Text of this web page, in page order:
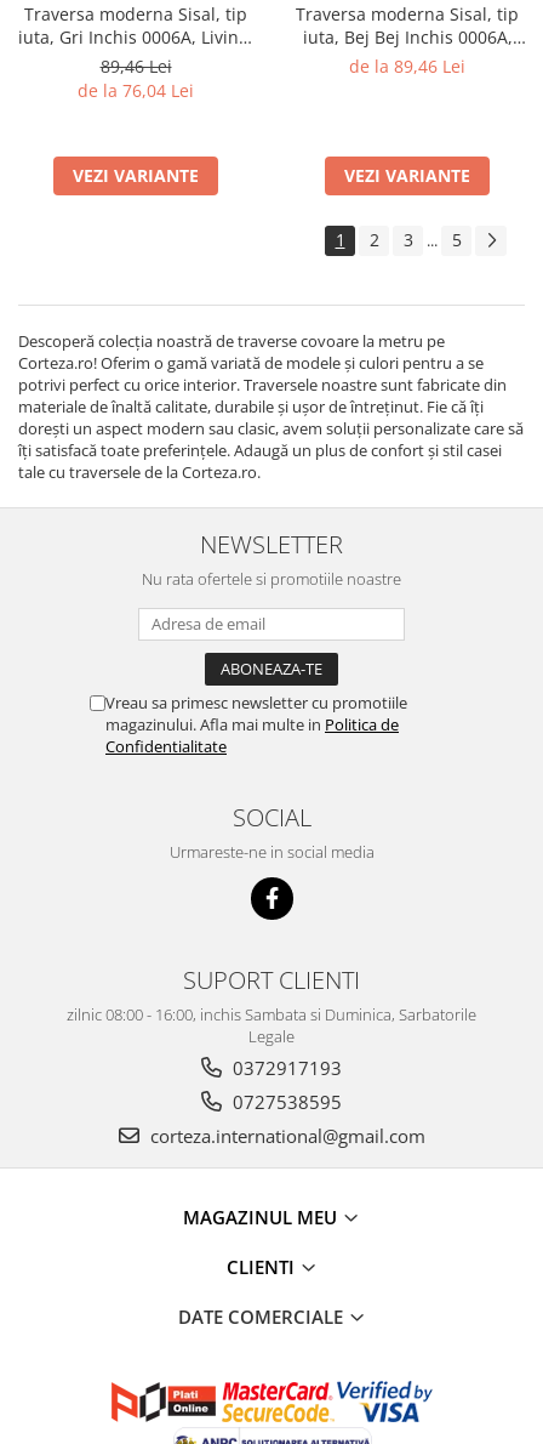
Traversa moderna Sisal, tip
iuta, Gri Inchis 0006A, Living,
Dormitor, Hol, Bucatarie, 80 x
250 cm
89,46 Lei
de la 76,04 Lei
VEZI VARIANTE
Traversa moderna Sisal, tip
iuta, Bej Bej Inchis 0006A,
Living, Dormitor, Hol,
de la 89,46 Lei
VEZI VARIANTE
1 2 3 ... 5
Descoperă colecția noastră de traverse covoare la metru pe
Corteza.ro! Oferim o gamă variată de modele și culori pentru a se
potrivi perfect cu orice interior. Traversele noastre sunt fabricate din
materiale de înaltă calitate, durabile și ușor de întreținut. Fie că îți
dorești un aspect modern sau clasic, avem soluții personalizate care să
îți satisfacă toate preferințele. Adaugă un plus de confort și stil casei
tale cu traversele de la Corteza.ro.
NEWSLETTER
Nu rata ofertele si promotiile noastre
Vreau sa primesc newsletter cu promotiile
magazinului. Afla mai multe in Politica de
Confidentialitate
SOCIAL
Urmareste-ne in social media
SUPORT CLIENTI
zilnic 08:00 - 16:00, inchis Sambata si Duminica, Sarbatorile
Legale
0372917193
0727538595
corteza.international@gmail.com
MAGAZINUL MEU
CLIENTI
DATE COMERCIALE